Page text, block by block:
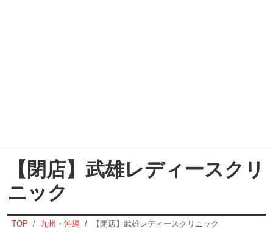
【閉店】武雄レディースクリ
ニック
TOP 九州・沖縄 【閉店】武雄レディースクリニック